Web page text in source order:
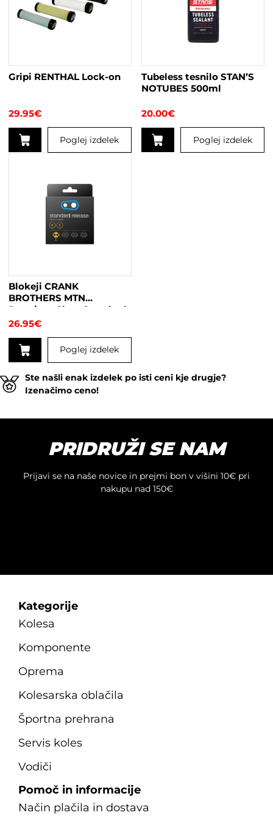
Gripi RENTHAL Lock-on
29.95€
Poglej izdelek
strani
izdelka
Tubeless tesnilo STAN’S
NOTUBES 500ml
20.00€
Poglej izdelek
Blokeji CRANK
BROTHERS MTN
Premium Cleat Standard
6°
26.95€
Poglej izdelek
Ste našli enak izdelek po isti ceni kje drugje?
Izenačimo ceno!
PRIDRUŽI SE NAM
Prijavi se na naše novice in prejmi bon v višini 10€ pri
nakupu nad 150€
Kategorije
Kolesa
Komponente
Oprema
Kolesarska oblačila
Športna prehrana
Servis koles
Vodiči
Pomoč in informacije
Način plačila in dostava